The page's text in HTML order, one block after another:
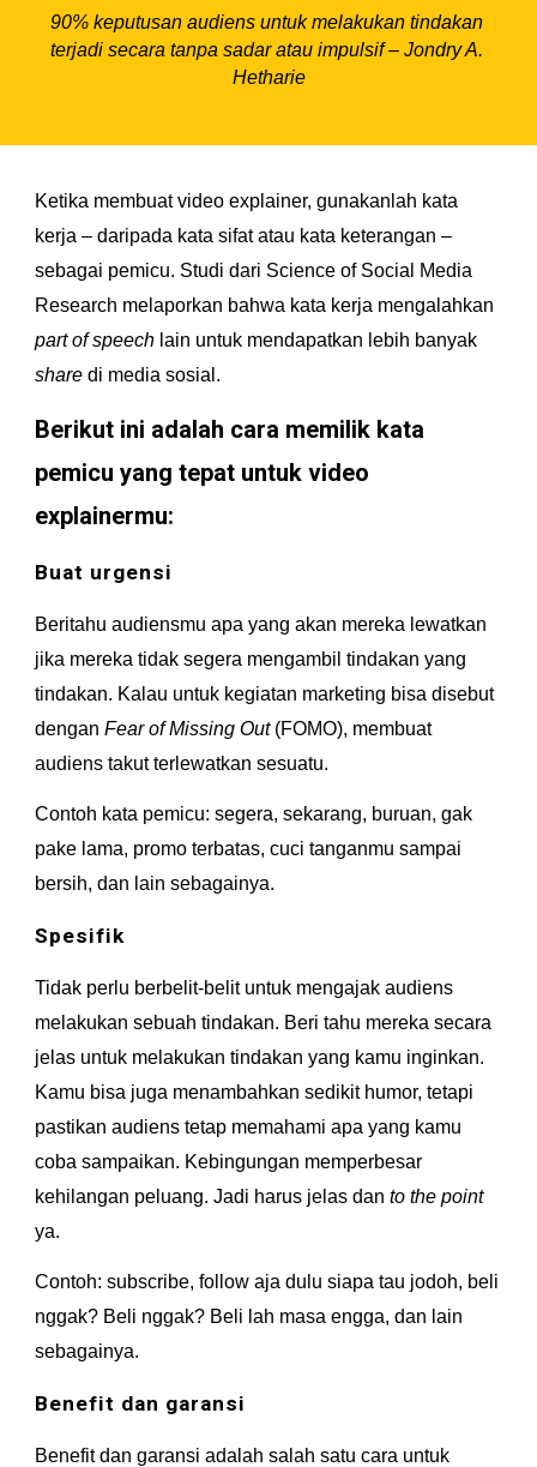
90% keputusan audiens untuk melakukan tindakan
terjadi secara tanpa sadar atau impulsif – Jondry A.
Hetharie
Ketika membuat video explainer, gunakanlah kata
kerja – daripada kata sifat atau kata keterangan –
sebagai pemicu. Studi dari Science of Social Media
part of speech
share di media sosial.
Berikut ini adalah cara memilik kata
pemicu yang tepat untuk video
explainermu:
Buat urgensi
Beritahu audiensmu apa yang akan mereka lewatkan
jika mereka tidak segera mengambil tindakan yang
tindakan. Kalau untuk kegiatan marketing bisa disebut
dengan Fear of Missing Out (FOMO), membuat
audiens takut terlewatkan sesuatu.
Contoh kata pemicu: segera, sekarang, buruan, gak
pake lama, promo terbatas, cuci tanganmu sampai
bersih, dan lain sebagainya.
Spesifik
Tidak perlu berbelit-belit untuk mengajak audiens
melakukan sebuah tindakan. Beri tahu mereka secara
jelas untuk melakukan tindakan yang kamu inginkan.
Kamu bisa juga menambahkan sedikit humor, tetapi
pastikan audiens tetap memahami apa yang kamu
coba sampaikan. Kebingungan memperbesar
kehilangan peluang. Jadi harus jelas dan to the point
ya.
Contoh: subscribe, follow aja dulu siapa tau jodoh, beli
nggak? Beli nggak? Beli lah masa engga, dan lain
sebagainya.
Benefit dan garansi
Benefit dan garansi adalah salah satu cara untuk